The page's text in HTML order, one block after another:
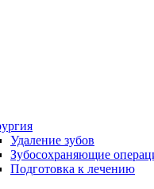
Удаление зубов
Зубосохраняющие
Подготовка к лечению